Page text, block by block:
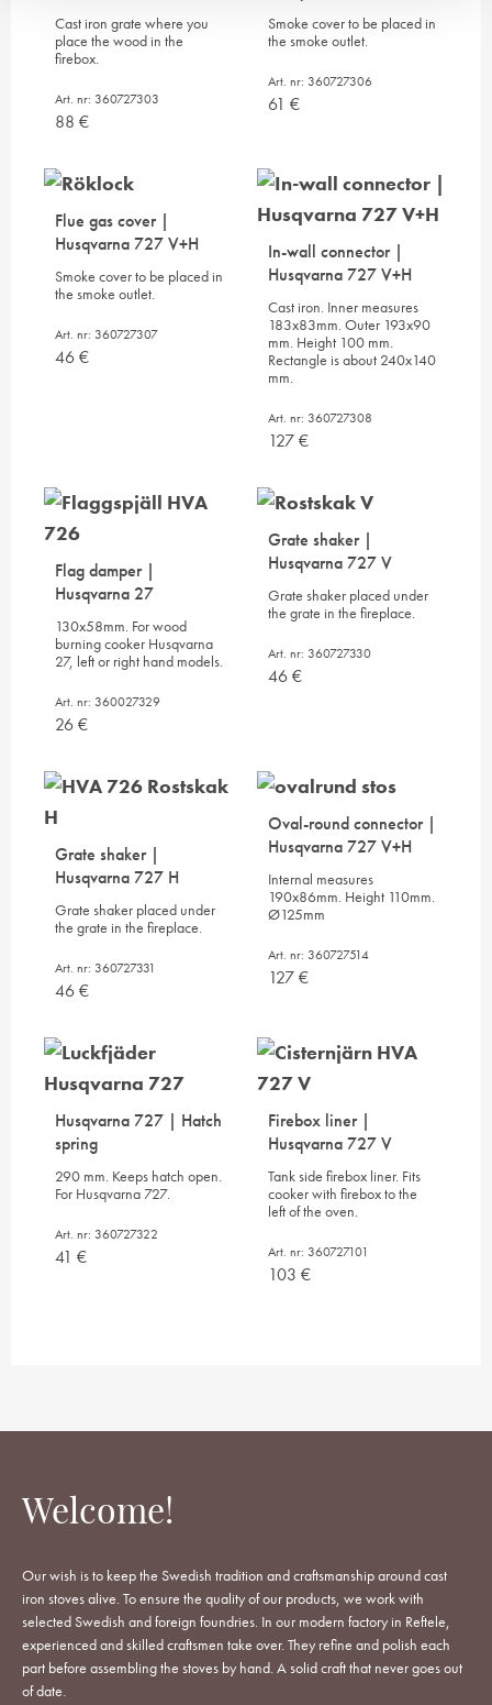
Cast iron grate where you
place the wood in the
firebox.
Art. nr: 360727303
88 €
Smoke cover to be placed in
the smoke outlet.
Art. nr: 360727306
61 €
Flue gas cover |
Husqvarna 727 V+H
Smoke cover to be placed in
the smoke outlet.
Art. nr: 360727307
46€
In-wall connector |
Husqvarna 727 V+H
Cast iron. Inner measures
183x83mm. Outer 193x90
mm. Height 100 mm.
Rectangle is about 240x140
mm.
Art. nr: 360727308
127€
Flag damper |
Husqvarna 27
130x58mm. For wood
burning cooker Husqvarna
27, left or right hand models.
Art. nr: 360027329
26€
Grate shaker |
Husqvarna 727 V
Grate shaker placed under
the grate in the fireplace.
Art. nr: 360727330
46€
Grate shaker |
Husqvarna 727 H
Grate shaker placed under
the grate in the fireplace.
Art. nr: 360727331
46€
Oval-round connector |
Husqvarna 727 V+H
Internal measures
190x86mm. Height 110mm.
Ø125mm
Art. nr: 360727514
127€
Husqvarna 727 | Hatch
spring
290 mm. Keeps hatch open.
For Husqvarna 727.
Art. nr: 360727322
41 €
Firebox liner |
Husqvarna 727 V
Tank side firebox liner. Fits
cooker with firebox to the
left of the oven.
Art. nr: 360727101
103 €
Welcome!
Our wish is to keep the Swedish tradition and craftsmanship around cast
iron stoves alive. To ensure the quality of our products, we work with
selected Swedish and foreign foundries. In our modern factory in Reftele,
experienced and skilled craftsmen take over. They refine and polish each
part before assembling the stoves by hand. A solid craft that never goes out
of date.